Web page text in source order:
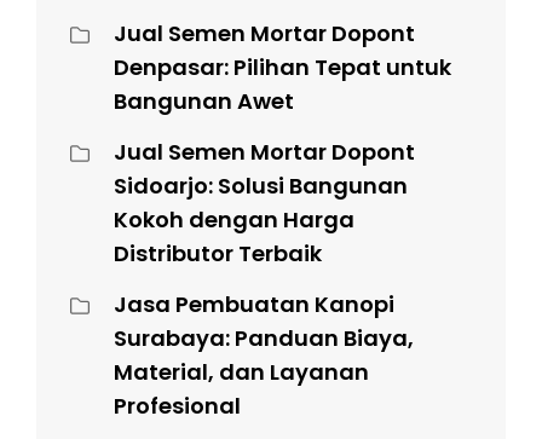
Jual Semen Mortar Dopont
Denpasar: Pilihan Tepat untuk
Bangunan Awet
Jual Semen Mortar Dopont
Sidoarjo: Solusi Bangunan
Kokoh dengan Harga
Distributor Terbaik
Jasa Pembuatan Kanopi
Surabaya: Panduan Biaya,
Material, dan Layanan
Profesional